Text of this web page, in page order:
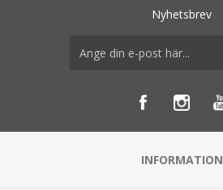
Nyhetsbrev
INFORMATION